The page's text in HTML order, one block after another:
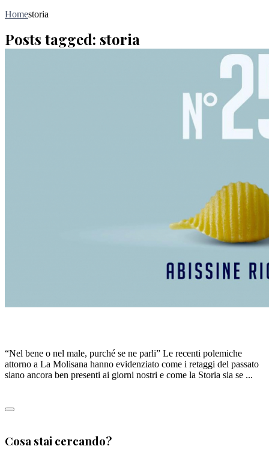
Homestoria
Posts tagged: storia
“Nel bene o nel male, purché se ne parli” Le recenti polemiche
attorno a La Molisana hanno evidenziato come i retaggi del passato
siano ancora ben presenti ai giorni nostri e come la Storia sia se ...
Cosa stai cercando?